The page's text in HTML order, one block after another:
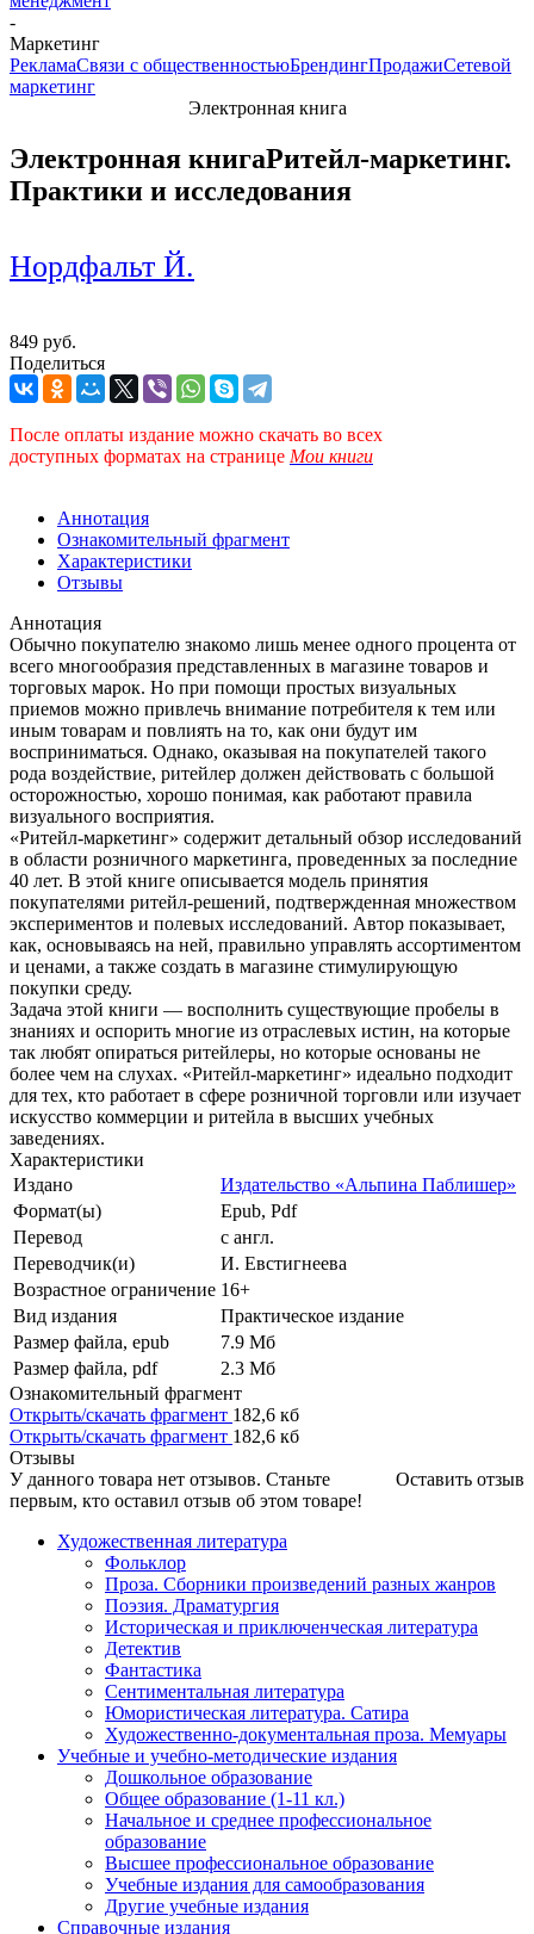
-
Маркетинг
РекламаСвязи с общественностьюБрендингПродажиСетевой
маркетинг
Электронная книга
Электронная книгаРитейл-маркетинг.
Практики и исследования
Нордфальт Й.
849 руб.
Поделиться
После оплаты издание можно скачать во всех
доступных форматах на странице Мои книги
Аннотация
Ознакомительный фрагмент
Характеристики
Отзывы
Аннотация
Обычно покупателю знакомо лишь менее одного процента от
всего многообразия представленных в магазине товаров и
торговых марок. Но при помощи простых визуальных
приемов можно привлечь внимание потребителя к тем или
иным товарам и повлиять на то, как они будут им
восприниматься. Однако, оказывая на покупателей такого
рода воздействие, ритейлер должен действовать с большой
осторожностью, хорошо понимая, как работают правила
визуального восприятия.
«Ритейл-маркетинг» содержит детальный обзор исследований
в области розничного маркетинга, проведенных за последние
40 лет. В этой книге описывается модель принятия
покупателями ритейл-решений, подтвержденная множеством
экспериментов и полевых исследований. Автор показывает,
как, основываясь на ней, правильно управлять ассортиментом
и ценами, а также создать в магазине стимулирующую
покупки среду.
Задача этой книги — восполнить существующие пробелы в
знаниях и оспорить многие из отраслевых истин, на которые
так любят опираться ритейлеры, но которые основаны не
более чем на слухах. «Ритейл-маркетинг» идеально подходит
для тех, кто работает в сфере розничной торговли или изучает
искусство коммерции и ритейла в высших учебных
заведениях.
Характеристики
Издано
Издательство «Альпина Паблишер»
Формат(ы)
Epub, Pdf
Перевод
с англ.
Переводчик(и)
И. Евстигнеева
Возрастное ограничение 16+
Вид издания
Практическое издание
Размер файла, epub
7.9 Mб
Размер файла, pdf
2.3 Mб
Ознакомительный фрагмент
Открыть/скачать фрагмент 182,6 кб
Открыть/скачать фрагмент 182,6 кб
Отзывы
Оставить отзыв
У данного товара нет отзывов. Станьте
первым, кто оставил отзыв об этом товаре!
Художественная литература
Фольклор
Проза. Сборники произведений разных жанров
Поэзия. Драматургия
Историческая и приключенческая литература
Детектив
Фантастика
Сентиментальная литература
Юмористическая литература. Сатира
Художественно-документальная проза. Мемуары
Учебные и учебно-методические издания
Дошкольное образование
Общее образование (1-11 кл.)
Начальное и среднее профессиональное
образование
Высшее профессиональное образование
Учебные издания для самообразования
Другие учебные издания
Справочные издания